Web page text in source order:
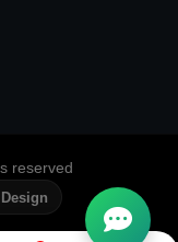
reserved